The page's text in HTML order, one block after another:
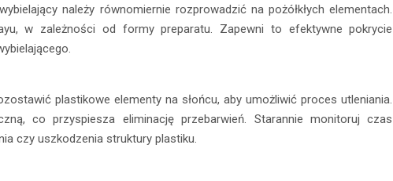
należy równomiernie rozprowadzić na pożółkłych elementach.
w zależności od formy preparatu. Zapewni to efektywne pokrycie
plastikowe elementy na słońcu, aby umożliwić proces utleniania.
co przyspiesza eliminację przebarwień. Starannie monitoruj czas
czy uszkodzenia struktury plastiku.